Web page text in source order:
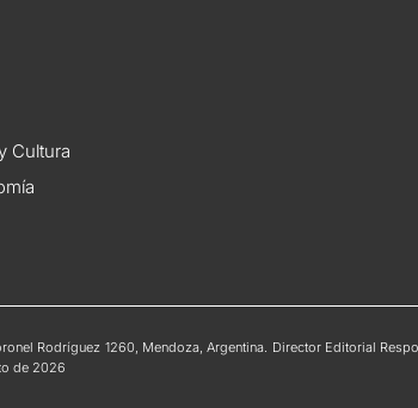
Cultura
Rodríguez 1260, Mendoza, Argentina. Director Editorial
de 2026